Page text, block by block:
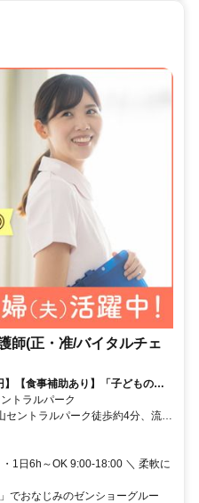
師(正・准/バイタルチェ
】【食事補助あり】「子どもの予
らまずは短時間から慣れたい」な
ワークも歓迎します!ライフスタ
リ◎施設内の利用者さまが対象な
い」という悩みとは無縁！ゼンシ
ゆとりある環境で資格を活かしま
トラルパーク
セントラルパーク徒歩約4分、流鉄
平和台（千葉県）徒歩約24分
1日6h～OK 9:00-18:00 ＼ 柔軟に
でおなじみのゼンショーグルー